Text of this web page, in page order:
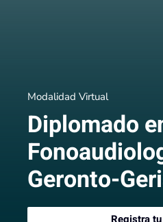
Modalidad Virtual
Diplomado
Geronto-
Registra